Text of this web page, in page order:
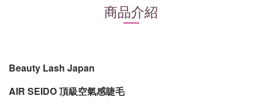
商品介紹
Beauty Lash Japan
AIR SEIDO 頂級空氣感睫毛